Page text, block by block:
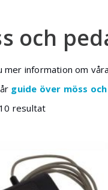
och
mer information om
guide över möss
resultat